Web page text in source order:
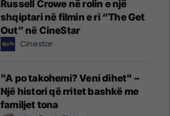
Russell Crowe në rolin e një
shqiptari në filmin e ri “The Get
Out” në CineStar
Cinestar
"A po takohemi? Veni dihet" –
Një histori që rritet bashkë me
familjet tona